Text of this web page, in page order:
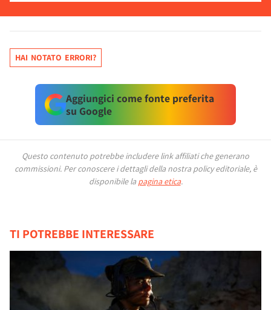
HAI NOTATO ERRORI?
Aggiungici come fonte preferita
su Google
Questo contenuto potrebbe includere link affiliati che generano
commissioni. Per conoscere i dettagli della nostra policy editoriale, è
disponibile la pagina etica.
TI POTREBBE INTERESSARE